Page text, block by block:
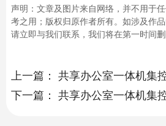
声明：文章及图片来自网络，并不用于
考之用；版权归原作者所有。如涉及作
请立即与我们联系，我们将在第一时间删
上一篇： 共享办公室一体机集
下一篇： 共享办公室一体机集